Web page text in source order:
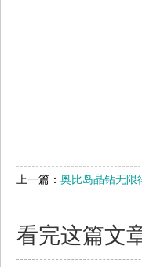
上一篇： 奥比岛晶钻无限
看完这篇文